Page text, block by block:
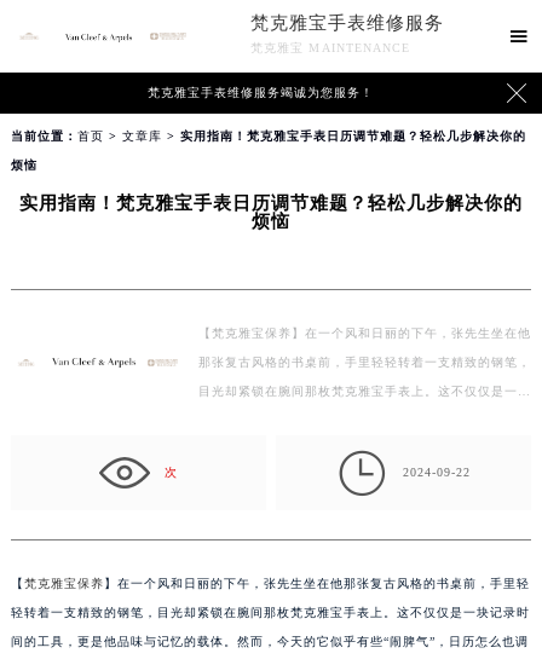
梵克雅宝手表维修服务
梵克雅宝 MAINTENANCE

梵克雅宝手表维修服务竭诚为您服务！ 
当前位置： 首页 > 文章库 > 实用指南！梵克雅宝手表日历调节难题？轻松几步解决你的
烦恼
实用指南！梵克雅宝手表日历调节难题？轻松几步解决你的
烦恼
【梵克雅宝保养】在一个风和日丽的下午，张先生坐在他
那张复古风格的书桌前，手里轻轻转着一支精致的钢笔，
目光却紧锁在腕间那枚梵克雅宝手表上。这不仅仅是一…
次  2024-09-22
【梵克雅宝保养】在一个风和日丽的下午，张先生坐在他那张复古风格的书桌前，手里轻
轻转着一支精致的钢笔，目光却紧锁在腕间那枚梵克雅宝手表上。这不仅仅是一块记录时
间的工具，更是他品味与记忆的载体。然而，今天的它似乎有些“闹脾气”，日历怎么也调